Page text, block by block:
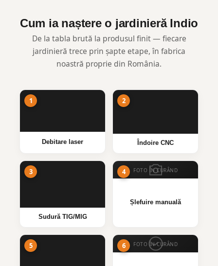
Cum ia naștere o jardinieră Indio
De la tabla brută la produsul finit — fiecare
jardinieră trece prin șapte etape, în fabrica
noastră proprie din România.
Debitare laser Îndoire CNC
Sudură TIG/MIG
FOTO ÎN CURÂND
Șlefuire manuală
FOTO ÎN CURÂND